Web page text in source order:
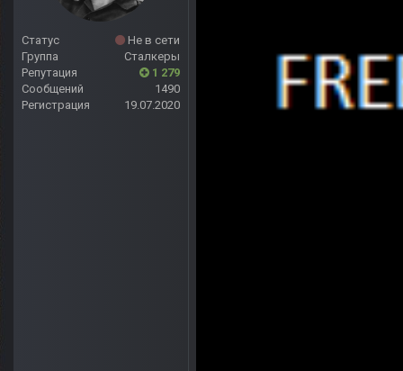
Статус
Не в сети
Группа
Сталкеры
Репутация
1 279
Сообщений
1490
Регистрация
19.07.2020